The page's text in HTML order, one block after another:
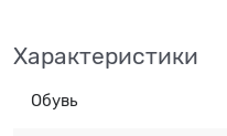
Характеристики
Обувь